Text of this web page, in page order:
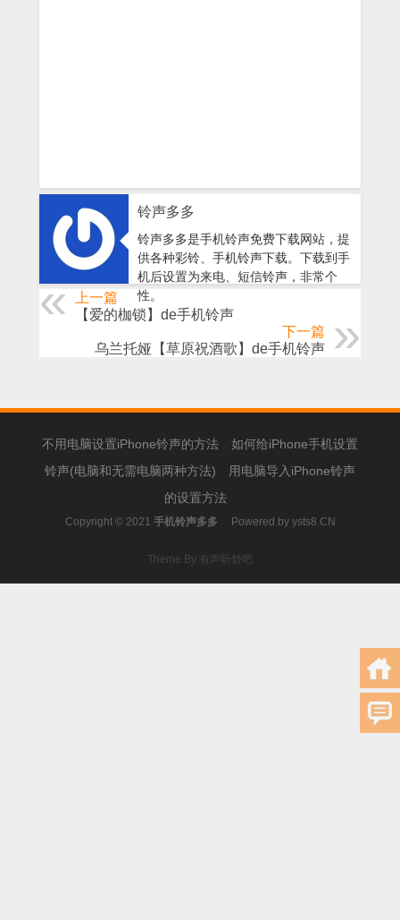
铃声多多
铃声多多是手机铃声免费下载网站，提
供各种彩铃、手机铃声下载。下载到手
机后设置为来电、短信铃声，非常个
性。
上一篇
【爱的枷锁】de手机铃声
下一篇
乌兰托娅【草原祝酒歌】de手机铃声
不用电脑设置iPhone铃声的方法
如何给iPhone手机设置
铃声(电脑和无需电脑两种方法)
用电脑导入iPhone铃声
的设置方法
Copyright © 2021 手机铃声多多 Powered by ysts8.CN
Theme By 有声听舒吧